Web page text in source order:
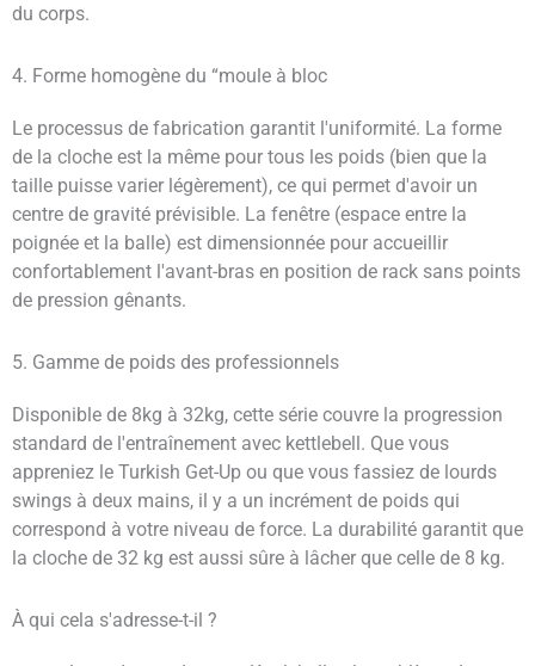
du corps.
4. Forme homogène du “moule à bloc
Le processus de fabrication garantit l'uniformité. La forme
de la cloche est la même pour tous les poids (bien que la
taille puisse varier légèrement), ce qui permet d'avoir un
centre de gravité prévisible. La fenêtre (espace entre la
poignée et la balle) est dimensionnée pour accueillir
confortablement l'avant-bras en position de rack sans points
de pression gênants.
5. Gamme de poids des professionnels
Disponible de 8kg à 32kg, cette série couvre la progression
standard de l'entraînement avec kettlebell. Que vous
appreniez le Turkish Get-Up ou que vous fassiez de lourds
swings à deux mains, il y a un incrément de poids qui
correspond à votre niveau de force. La durabilité garantit que
la cloche de 32 kg est aussi sûre à lâcher que celle de 8 kg.
À qui cela s'adresse-t-il ?